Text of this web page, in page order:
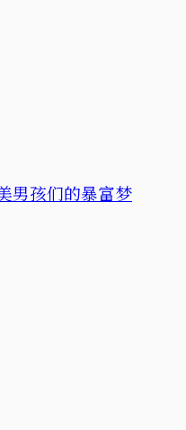
男孩们的暴富梦